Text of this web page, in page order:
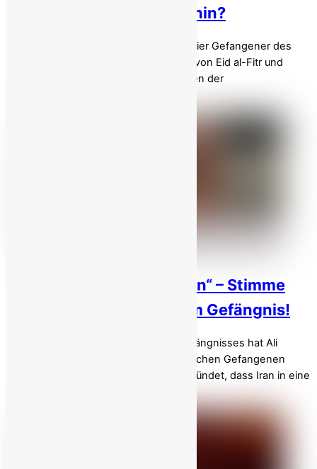
Januarprotesten in Qom hin?
Iran: Brutale öffentliche Hinrichtung dreier Gefangener des
Januaraufstands in Qom am Vorabend von Eid al-Fitr und
Nowruz, weil sie zwei kriminelle Agenten der
„Die Flagge ist nie gefallen“ – Stimme
des Widerstands aus dem Gefängnis!
Aus den Tiefen des Ghezel-Hesar-Gefängnisses hat Ali
Moezzi , einer der bekanntesten politischen Gefangenen
Irans, eine eindringliche Botschaft verkündet, dass Iran in eine